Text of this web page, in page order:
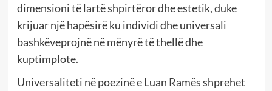
dimensioni të lartë shpirtëror dhe estetik, duke
krijuar një hapësirë ku individi dhe universali
bashkëveprojnë në mënyrë të thellë dhe
kuptimplote.
Universaliteti në poezinë e Luan Ramës shprehet